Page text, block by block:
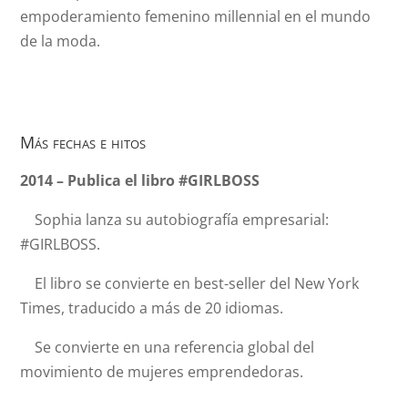
empoderamiento femenino millennial en el mundo
de la moda.
Más fechas e hitos
2014 – Publica el libro #GIRLBOSS
Sophia lanza su autobiografía empresarial:
#GIRLBOSS.
El libro se convierte en best-seller del New York
Times, traducido a más de 20 idiomas.
Se convierte en una referencia global del
movimiento de mujeres emprendedoras.